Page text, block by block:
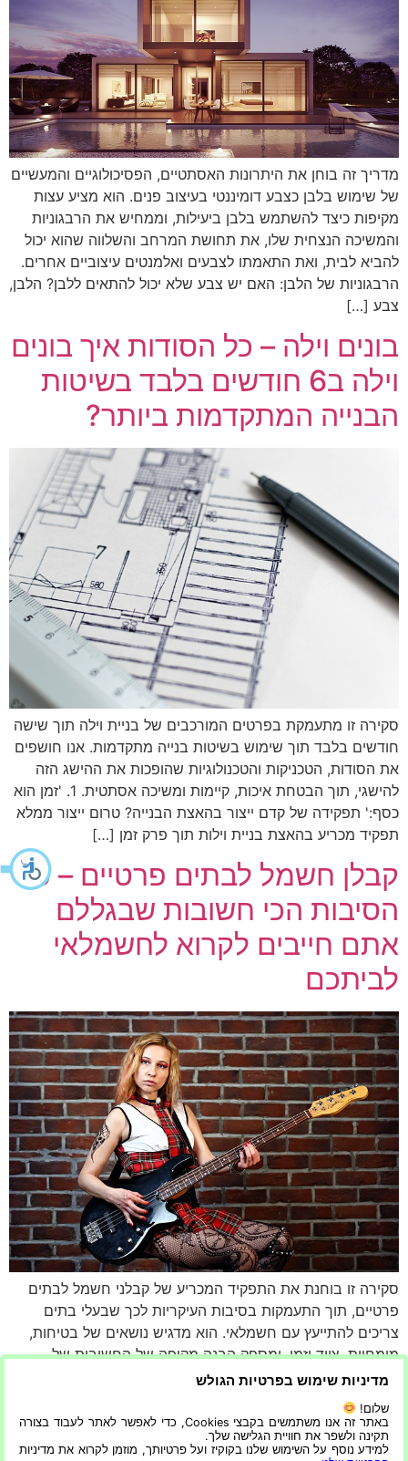
מדריך זה בוחן את היתרונות האסתטיים, הפסיכולוגיים והמעשיים
של שימוש בלבן כצבע דומיננטי בעיצוב פנים. הוא מציע עצות
מקיפות כיצד להשתמש בלבן ביעילות, וממחיש את הרבגוניות
והמשיכה הנצחית שלו, את תחושת המרחב והשלווה שהוא יכול
להביא לבית, ואת התאמתו לצבעים ואלמנטים עיצוביים אחרים.
הרבגוניות של הלבן: האם יש צבע שלא יכול להתאים ללבן? הלבן,
צבע […]
בונים וילה – כל הסודות איך בונים
וילה ב6 חודשים בלבד בשיטות
הבנייה המתקדמות ביותר?
סקירה זו מתעמקת בפרטים המורכבים של בניית וילה תוך שישה
חודשים בלבד תוך שימוש בשיטות בנייה מתקדמות. אנו חושפים
את הסודות, הטכניקות והטכנולוגיות שהופכות את ההישג הזה
להישגי, תוך הבטחת איכות, קיימות ומשיכה אסתטית. 1. 'זמן הוא
כסף:' תפקידה של קדם ייצור בהאצת הבנייה? טרום ייצור ממלא
תפקיד מכריע בהאצת בניית וילות תוך פרק זמן […]
קבלן חשמל לבתים פרטיים – כל
הסיבות הכי חשובות שבגללם
אתם חייבים לקרוא לחשמלאי
לביתכם
סקירה זו בוחנת את התפקיד המכריע של קבלני חשמל לבתים
פרטיים, תוך התעמקות בסיבות העיקריות לכך שבעלי בתים
צריכים להתייעץ עם חשמלאי. הוא מדגיש נושאים של בטיחות,
מומחיות, ציוד וזמן, ומספק הבנה מקיפה של החשיבות של
שירותי חשמל מקצועיים. 1. 'הבטיחות תחילה: למה זה מסוכן
לטפל בבעיות חשמל בעצמך?' בכל הנוגע לבעיות חשמל בבית,
אחת […]
מדיניות שימוש בפרטיות הגולש
שלום!
באתר זה אנו משתמשים בקבצי Cookies, כדי לאפשר לאתר לעבוד בצורה
תקינה ולשפר את חוויית הגלישה שלך.
למידע נוסף על השימוש שלנו בקוקיז ועל פרטיותך, מוזמן לקרוא את מדיניות